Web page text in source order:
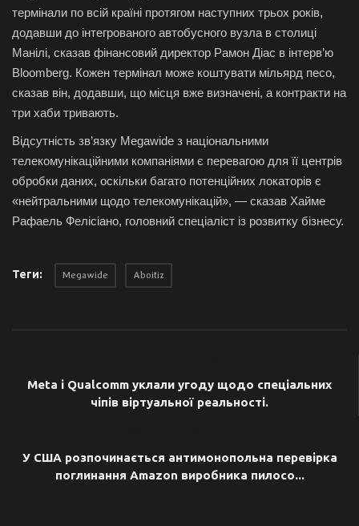
термінали по всій країні протягом наступних трьох років,
додавши до інтегрованого автобусного вузла в столиці
Манілі, сказав фінансовий директор Рамон Діас в інтерв’ю
Bloomberg. Кожен термінал може коштувати мільярд песо,
сказав він, додавши, що місця вже визначені, а контракти на
три хаби тривають.
Відсутність зв’язку Megawide з національними
телекомунікаційними компаніями є перевагою для її центрів
обробки даних, оскільки багато потенційних локаторів є
«нейтральними щодо телекомунікацій», — сказав Хайме
Рафаель Фелісіано, головний спеціаліст із розвитку бізнесу.
Теги: Megawide Aboitiz
Meta і Qualcomm уклали угоду щодо спеціальних
чіпів віртуальної реальності.
У США розпочинається антимонопольна перевірка
поглинання Amazon виробника пилосо...